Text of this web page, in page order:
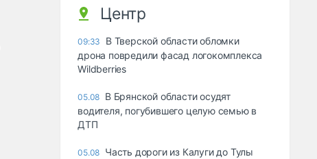
Центр
09:33
В Тверской области обломки
дрона повредили фасад логокомплекса
Wildberries
05.08 В Брянской области осудят
водителя, погубившего целую семью в
ДТП
05.08 Часть дороги из Калуги до Тулы